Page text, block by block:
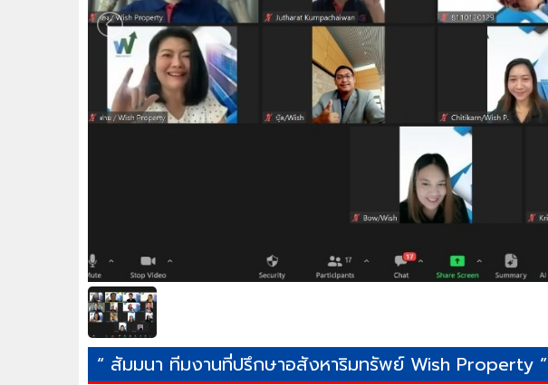
“ สัมมนา ทีมงานที่ปรึกษาอสังหาริมทรัพย์ Wish Property ”